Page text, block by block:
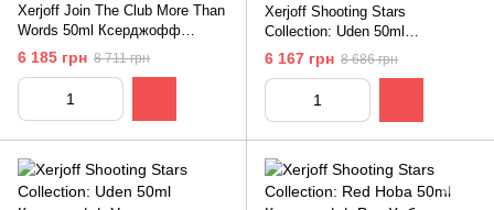
Xerjoff Join The Club More Than
Words 50ml Ксерджофф
Вступай в Клуб: Больше Чем
6 185 грн 8 711 грн
Xerjoff Shooting Stars
Collection: Uden 50ml
Ксерджофф Уден
6 167 грн 8 686 грн